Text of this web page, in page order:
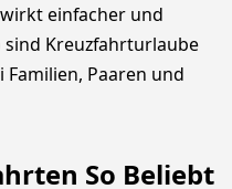
einfacher und
Kreuzfahrturlaube
Paaren und
So Beliebt